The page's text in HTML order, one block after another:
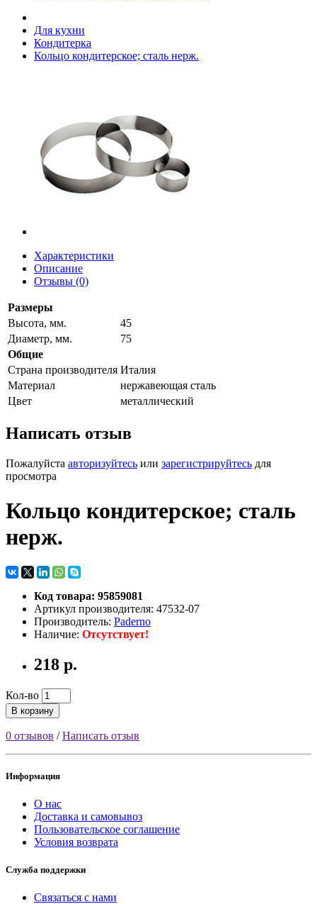
Для кухни
Кондитерка
Кольцо кондитерское; сталь нерж.
Характеристики
Описание
Отзывы (0)
Размеры
Высота, мм.
45
Диаметр, мм.
75
Общие
Страна производителя Италия
Материал
нержавеющая сталь
Цвет
металлический
Написать отзыв
Пожалуйста авторизуйтесь или зарегистрируйтесь для
просмотра
Кольцо кондитерское; сталь
нерж.
Код товара: 95859081
Артикул производителя: 47532-07
Производитель: Paderno
Наличие: Отсутствует!
218 р.
Кол-во
В корзину
0 отзывов /Написать отзыв
Информация
О нас
Доставка и самовывоз
Пользовательское соглашение
Условия возврата
Служба поддержки
Связаться с нами